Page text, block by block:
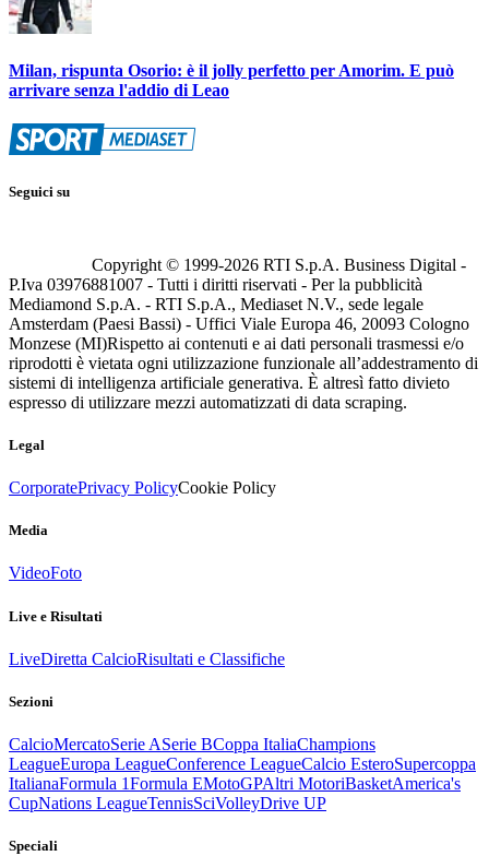
Milan, rispunta Osorio: è il jolly perfetto per Amorim. E può
arrivare senza l'addio di Leao
Seguici su
Copyright © 1999-2026 RTI S.p.A. Business Digital -
P.Iva 03976881007 - Tutti i diritti riservati - Per la pubblicità
Mediamond S.p.A. - RTI S.p.A., Mediaset N.V., sede legale
Amsterdam (Paesi Bassi) - Uffici Viale Europa 46, 20093 Cologno
Monzese (MI)Rispetto ai contenuti e ai dati personali trasmessi e/o
riprodotti è vietata ogni utilizzazione funzionale all’addestramento di
sistemi di intelligenza artificiale generativa. È altresì fatto divieto
espresso di utilizzare mezzi automatizzati di data scraping.
Legal
CorporatePrivacy PolicyCookie Policy
Media
VideoFoto
Live e Risultati
LiveDiretta CalcioRisultati e Classifiche
Sezioni
CalcioMercatoSerie ASerie BCoppa ItaliaChampions
LeagueEuropa LeagueConference LeagueCalcio EsteroSupercoppa
ItalianaFormula 1Formula EMotoGPAltri MotoriBasketAmerica's
CupNations LeagueTennisSciVolleyDrive UP
Speciali